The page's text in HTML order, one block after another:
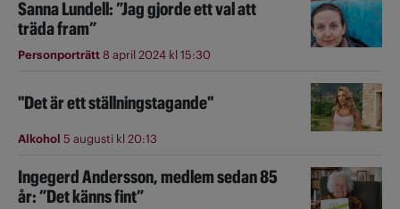
Sanna Lundell: ”Jag gjorde ett val att
träda fram”
Personporträtt8 april 2024 kl 15:30
"Det är ett ställningstagande"
Alkohol 5 augusti kl 20:13
Ingegerd Andersson, medlem sedan 85
år: ”Det känns fint”